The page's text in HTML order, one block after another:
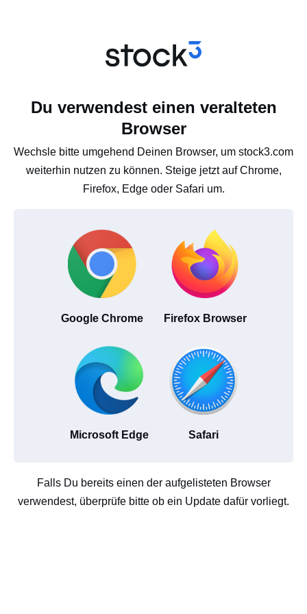
Du verwendest einen veralteten
Browser
Wechsle bitte umgehend Deinen Browser, um stock3.com
weiterhin nutzen zu können. Steige jetzt auf Chrome,
Firefox, Edge oder Safari um.
Google Chrome Firefox Browser
Microsoft Edge Safari
Falls Du bereits einen der aufgelisteten Browser
verwendest, überprüfe bitte ob ein Update dafür vorliegt.